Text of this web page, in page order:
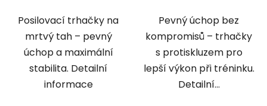
Posilovací trhačky na
mrtvý tah – pevný
úchop a maximální
stabilita. Detailní
informace
Pevný úchop bez
kompromisů – trhačky
s protiskluzem pro
lepší výkon při tréninku.
Detailní...